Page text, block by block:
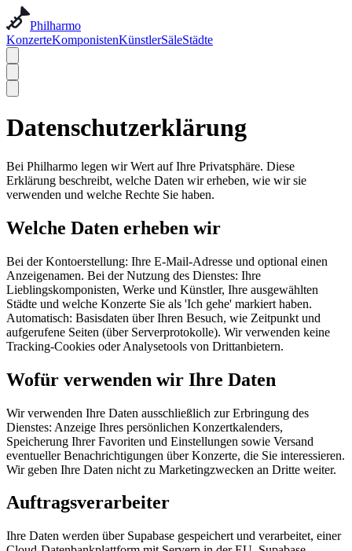
Philharmo
KonzerteKomponistenKünstlerSäleStädte
Datenschutzerklärung
Bei Philharmo legen wir Wert auf Ihre Privatsphäre. Diese
Erklärung beschreibt, welche Daten wir erheben, wie wir sie
verwenden und welche Rechte Sie haben.
Welche Daten erheben wir
Bei der Kontoerstellung: Ihre E-Mail-Adresse und optional einen
Anzeigenamen. Bei der Nutzung des Dienstes: Ihre
Lieblingskomponisten, Werke und Künstler, Ihre ausgewählten
Städte und welche Konzerte Sie als 'Ich gehe' markiert haben.
Automatisch: Basisdaten über Ihren Besuch, wie Zeitpunkt und
aufgerufene Seiten (über Serverprotokolle). Wir verwenden keine
Tracking-Cookies oder Analysetools von Drittanbietern.
Wofür verwenden wir Ihre Daten
Wir verwenden Ihre Daten ausschließlich zur Erbringung des
Dienstes: Anzeige Ihres persönlichen Konzertkalenders,
Speicherung Ihrer Favoriten und Einstellungen sowie Versand
eventueller Benachrichtigungen über Konzerte, die Sie interessieren.
Wir geben Ihre Daten nicht zu Marketingzwecken an Dritte weiter.
Auftragsverarbeiter
Ihre Daten werden über Supabase gespeichert und verarbeitet, einer